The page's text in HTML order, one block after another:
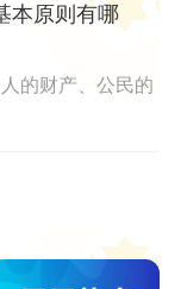
本原则有哪
的财产、公民的